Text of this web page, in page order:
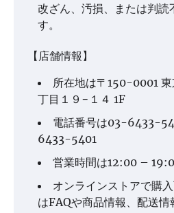
改ざん、汚損、または判読
す。
【店舗情報】
所在地は〒150-0001 東
丁目１９−１４ 1F
電話番号は03-6433-
6433-5401
営業時間は12:00 –
オンラインストアで購
はFAQや商品情報、配送情